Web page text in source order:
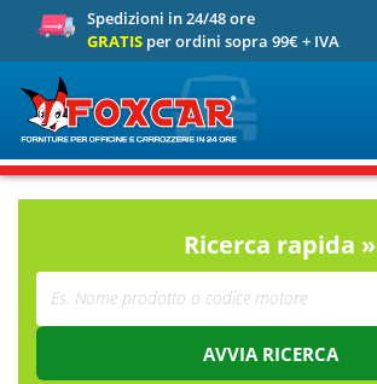
Spedizioni in 24/48 ore
GRATIS per ordini sopra 99€ + IVA
Ricerca rapida »
AVVIA RICERCA